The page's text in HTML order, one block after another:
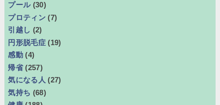
プール (30)
プロティン (7)
引越し (2)
円形脱毛症 (19)
感動 (4)
帰省 (257)
気になる人 (27)
気持ち (68)